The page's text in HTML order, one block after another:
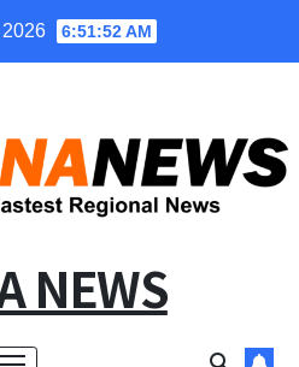
6:51:53 AM
NEWS